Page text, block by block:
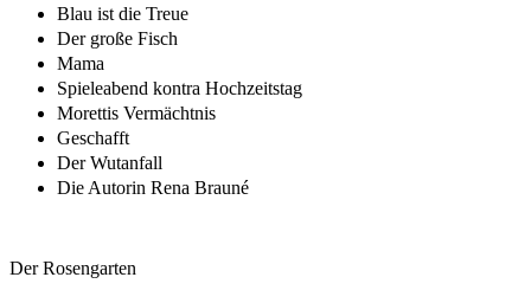
Blau ist die Treue
Der große Fisch
Mama
Spieleabend kontra Hochzeitstag
Morettis Vermächtnis
Geschafft
Der Wutanfall
Die Autorin Rena Brauné
Der Rosengarten